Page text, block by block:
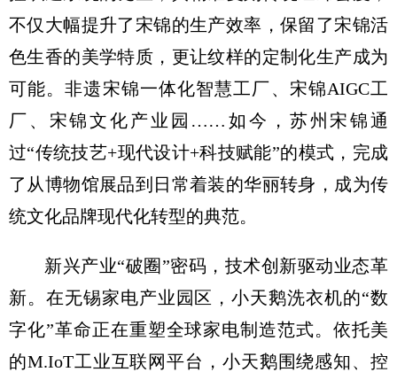
不仅大幅提升了宋锦的生产效率，保留了宋锦活
色生香的美学特质，更让纹样的定制化生产成为
可能。非遗宋锦一体化智慧工厂、宋锦AIGC工
厂、宋锦文化产业园……如今，苏州宋锦通
过“传统技艺+现代设计+科技赋能”的模式，完成
了从博物馆展品到日常着装的华丽转身，成为传
统文化品牌现代化转型的典范。
新兴产业“破圈”密码，技术创新驱动业态革
新。在无锡家电产业园区，小天鹅洗衣机的“数
字化”革命正在重塑全球家电制造范式。依托美
的M.IoT工业互联网平台，小天鹅围绕感知、控